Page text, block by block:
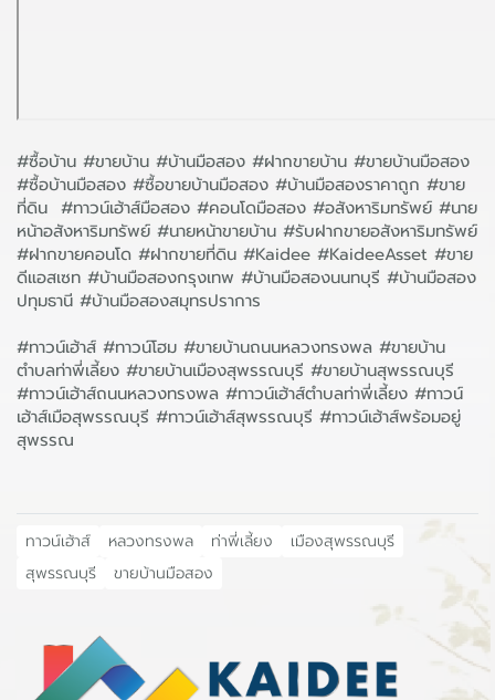
#ซื้อบ้าน #ขายบ้าน #บ้านมือสอง #ฝากขายบ้าน #ขายบ้านมือสอง
#ซื้อบ้านมือสอง #ซื้อขายบ้านมือสอง #บ้านมือสองราคาถูก #ขาย
ที่ดิน #ทาวน์เฮ้าส์มือสอง #คอนโดมือสอง #อสังหาริมทรัพย์ #นาย
หน้าอสังหาริมทรัพย์ #นายหน้าขายบ้าน #รับฝากขายอสังหาริมทรัพย์
#ฝากขายคอนโด #ฝากขายที่ดิน #Kaidee #KaideeAsset #ขาย
ดีแอสเซท #บ้านมือสองกรุงเทพ #บ้านมือสองนนทบุรี #บ้านมือสอง
ปทุมธานี #บ้านมือสองสมุทรปราการ
#ทาวน์เฮ้าส์ #ทาวน์โฮม #ขายบ้านถนนหลวงทรงพล #ขายบ้าน
ตำบลท่าพี่เลี้ยง #ขายบ้านเมืองสุพรรณบุรี #ขายบ้านสุพรรณบุรี
#ทาวน์เฮ้าส์ถนนหลวงทรงพล #ทาวน์เฮ้าส์ตำบลท่าพี่เลี้ยง #ทาวน์
เฮ้าส์เมือสุพรรณบุรี #ทาวน์เฮ้าส์สุพรรณบุรี #ทาวน์เฮ้าส์พร้อมอยู่
สุพรรณ
ทาวน์เฮ้าส์ หลวงทรงพล ท่าพี่เลี้ยง
เมืองสุพรรณบุรี
สุพรรณบุรี
ขายบ้านมือสอง